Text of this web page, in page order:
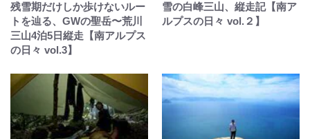
残雪期だけしか歩けないルー
トを辿る、GWの聖岳〜荒川
三山4泊5日縦走【南アルプス
の日々 vol.3】
雪の白峰三山、縦走記【南ア
ルプスの日々 vol.２】